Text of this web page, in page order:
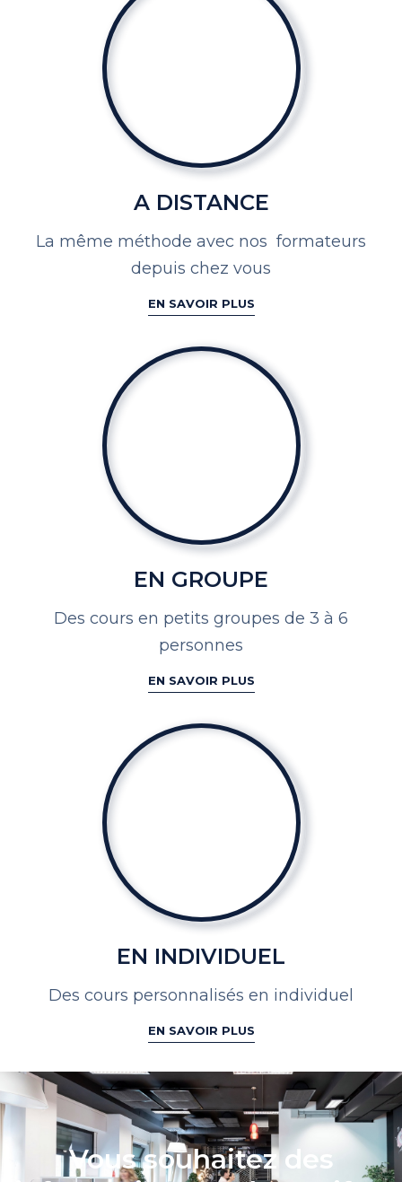
A DISTANCE
La même méthode avec nos formateurs
depuis chez vous
EN SAVOIR PLUS
EN GROUPE
Des cours en petits groupes de 3 à 6
personnes
EN SAVOIR PLUS
EN INDIVIDUEL
Des cours personnalisés en individuel
EN SAVOIR PLUS
Vous souhaitez des